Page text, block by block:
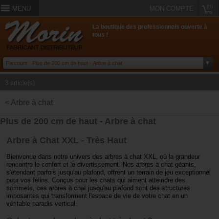
MENU MON COMPTE
La boutique des professionnels ouverte à
tous !
3 article(s)
< Arbre à chat
Plus de 200 cm de haut - Arbre à chat
Arbre à Chat XXL - Très Haut
Bienvenue dans notre univers des arbres à chat XXL, où la grandeur
rencontre le confort et le divertissement. Nos arbres à chat géants,
s'étendant parfois jusqu'au plafond, offrent un terrain de jeu exceptionnel
pour vos félins. Conçus pour les chats qui aiment atteindre des
sommets, ces arbres à chat jusqu'au plafond sont des structures
imposantes qui transforment l'espace de vie de votre chat en un
véritable paradis vertical.